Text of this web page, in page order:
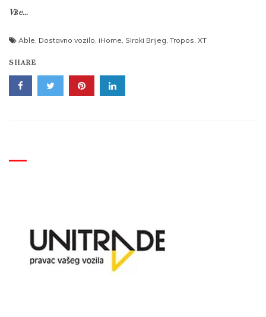
Više...
Able, Dostavno vozilo, iHome, Siroki Brijeg, Tropos, XT
SHARE